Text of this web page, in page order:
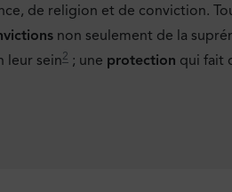
de religion et de conviction.
non seulement de la
leur sein2 ; une protection qui fait